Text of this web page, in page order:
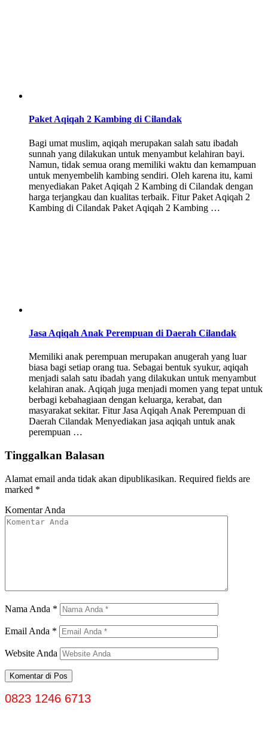
Paket Aqiqah 2 Kambing di Cilandak
Bagi umat muslim, aqiqah merupakan salah satu ibadah
sunnah yang dilakukan untuk menyambut kelahiran bayi.
Namun, tidak semua orang memiliki waktu dan kemampuan
untuk menyembelih kambing sendiri. Oleh karena itu, kami
menyediakan Paket Aqiqah 2 Kambing di Cilandak dengan
harga terjangkau dan kualitas terbaik. Fitur Paket Aqiqah 2
Kambing di Cilandak Paket Aqiqah 2 Kambing …
Jasa Aqiqah Anak Perempuan di Daerah Cilandak
Memiliki anak perempuan merupakan anugerah yang luar
biasa bagi setiap orang tua. Sebagai bentuk syukur, aqiqah
menjadi salah satu ibadah yang dilakukan untuk menyambut
kelahiran anak. Aqiqah juga menjadi momen yang tepat untuk
berbagi kebahagiaan dengan keluarga, kerabat, dan
masyarakat sekitar. Fitur Jasa Aqiqah Anak Perempuan di
Daerah Cilandak Menyediakan jasa aqiqah untuk anak
perempuan …
Tinggalkan Balasan
Alamat email anda tidak akan dipublikasikan. Required fields are
marked *
Komentar Anda
Nama Anda *
Email Anda *
Website Anda
0823 1246 6713